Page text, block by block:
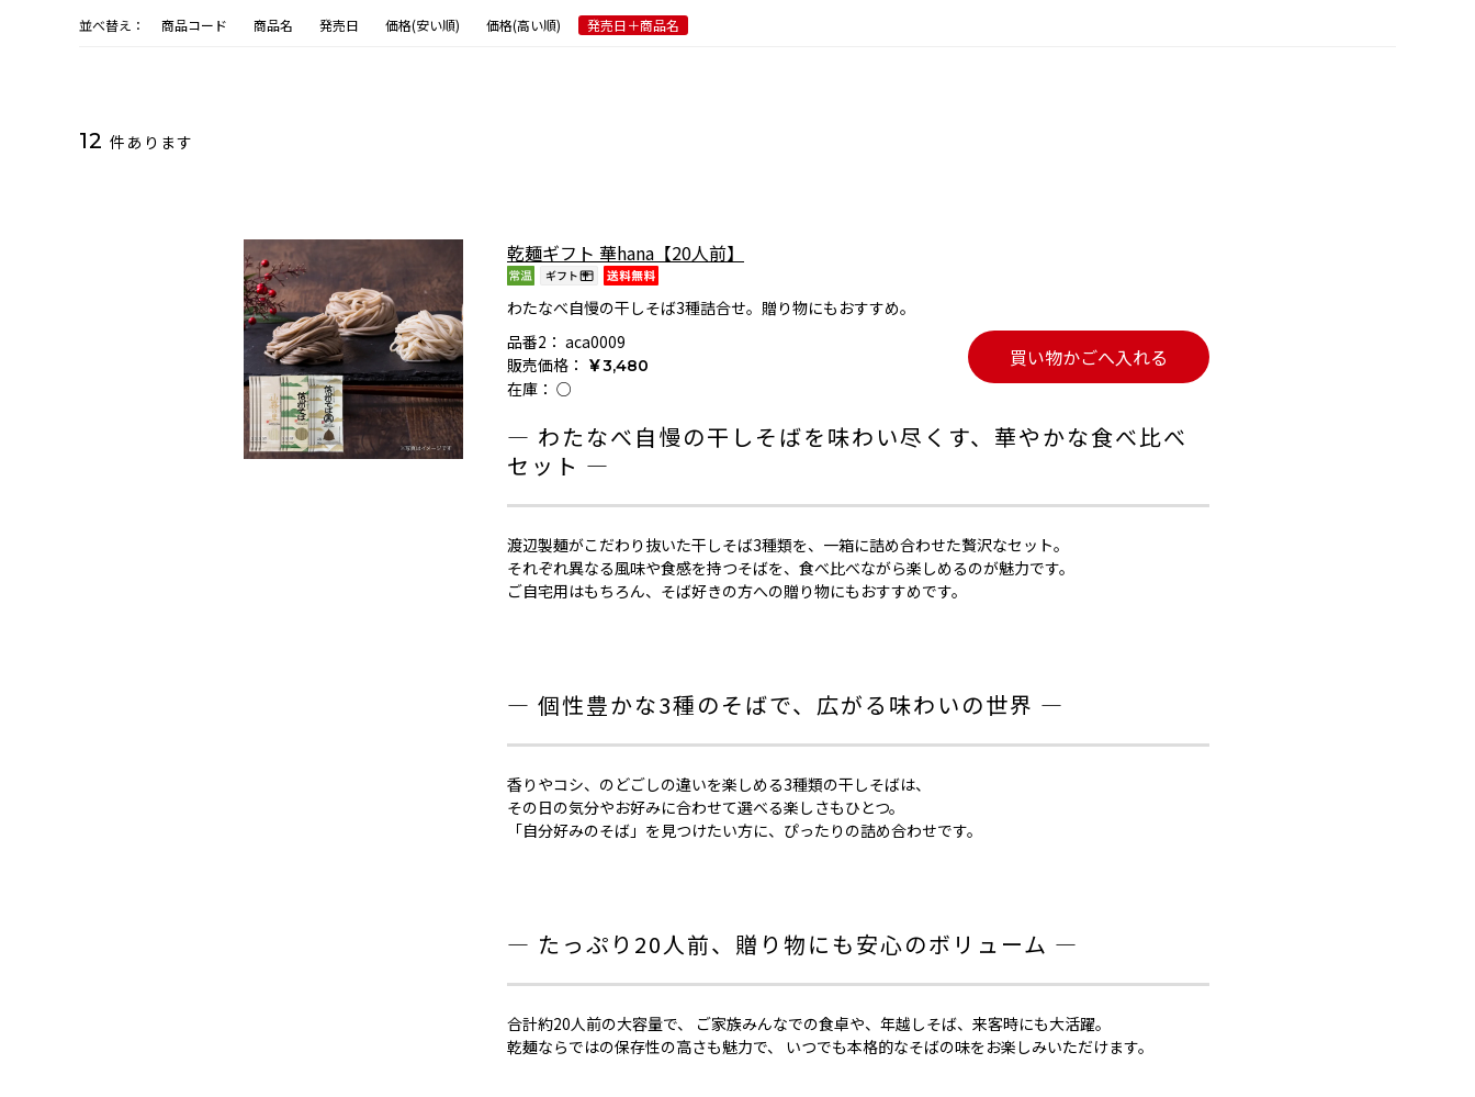
並べ替え： 商品コード 商品名 発売日 価格(安い順) 価格(高い順) 発売日＋商品名
12 件あります
乾麺ギフト 華hana【20人前】
わたなべ自慢の干しそば3種詰合せ。贈り物にもおすすめ。
品番2： aca0009
販売価格：
￥3,480
在庫： ○
買い物かごへ入れる
― わたなべ自慢の干しそばを味わい尽くす、華やかな食べ比べ
セット ―
渡辺製麺がこだわり抜いた干しそば3種類を、一箱に詰め合わせた贅沢なセット。
それぞれ異なる風味や食感を持つそばを、食べ比べながら楽しめるのが魅力です。
ご自宅用はもちろん、そば好きの方への贈り物にもおすすめです。
― 個性豊かな3種のそばで、広がる味わいの世界 ―
香りやコシ、のどごしの違いを楽しめる3種類の干しそばは、
その日の気分やお好みに合わせて選べる楽しさもひとつ。
「自分好みのそば」を見つけたい方に、ぴったりの詰め合わせです。
― たっぷり20人前、贈り物にも安心のボリューム ―
合計約20人前の大容量で、 ご家族みんなでの食卓や、年越しそば、来客時にも大活躍。
乾麺ならではの保存性の高さも魅力で、 いつでも本格的なそばの味をお楽しみいただけます。